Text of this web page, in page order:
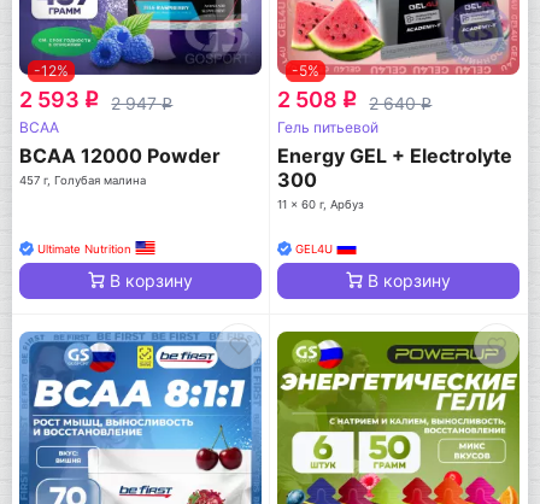
-12%
2 593 q 2 947q
BCAA
BCAA 12000 Powder
457 г, Голубая малина
Ultimate Nutrition
В корзину
-5%
2 508 q 2 640q
Гель питьевой
Energy GEL + Electrolyte
300
11 x 60 г, Арбуз
GEL4U
В корзину